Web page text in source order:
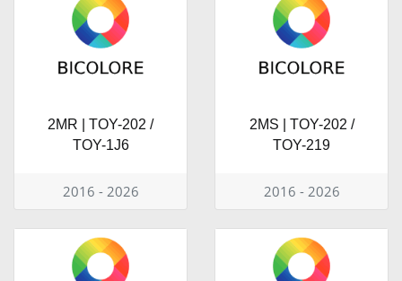
2MR | TOY-202 /
TOY-1J6
2016 - 2026
2MS | TOY-202 /
TOY-219
2016 - 2026